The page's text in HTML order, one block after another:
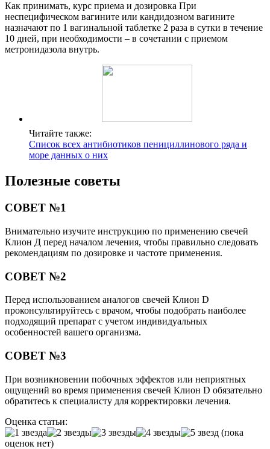
Как принимать, курс приема и дозировка При
неспецифическом вагините или кандидозном вагините
назначают по 1 вагинальной таблетке 2 раза в сутки в течение
10 дней, при необходимости – в сочетании с приемом
метронидазола внутрь.
Читайте также:
Список всех антибиотиков пенициллинового ряда и
море данных о них
Полезные советы
СОВЕТ №1
Внимательно изучите инструкцию по применению свечей
Клион Д перед началом лечения, чтобы правильно следовать
рекомендациям по дозировке и частоте применения.
СОВЕТ №2
Перед использованием аналогов свечей Клион D
проконсультируйтесь с врачом, чтобы подобрать наиболее
подходящий препарат с учетом индивидуальных
особенностей вашего организма.
СОВЕТ №3
При возникновении побочных эффектов или неприятных
ощущений во время применения свечей Клион D обязательно
обратитесь к специалисту для корректировки лечения.
Оценка статьи:
(пока
оценок нет)